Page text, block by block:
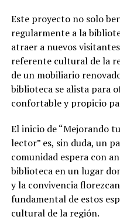
Este proyecto no solo
regularmente a la
atraer a nuevos
referente cultural de la
de un mobiliario
biblioteca se alista para
confortable y propicio
El inicio de “Mejorando
lector” es, sin duda, un
comunidad espera con
biblioteca en un lugar
y la convivencia
fundamental de estos
cultural de la región.